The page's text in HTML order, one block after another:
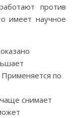
против
имеет научное
по
снимает